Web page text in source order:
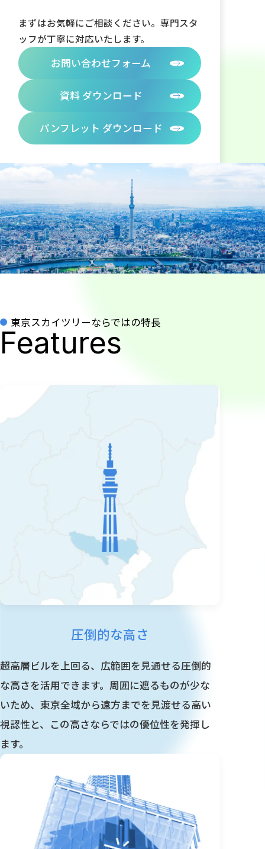
まずはお気軽にご相談ください。専門スタ
ッフが丁寧に対応いたします。
お問い合わせフォーム
資料 ダウンロード
パンフレット ダウンロード
東京スカイツリーならではの特長
Features
圧倒的な高さ
超高層ビルを上回る、広範囲を見通せる圧倒的
な高さを活用できます。周囲に遮るものが少な
いため、東京全域から遠方までを見渡せる高い
視認性と、この高さならではの優位性を発揮し
ます。